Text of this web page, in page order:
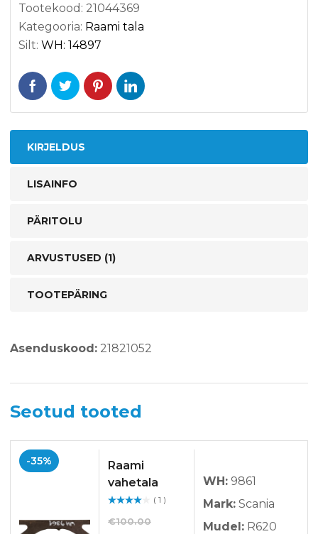
Tootekood: 21044369
Kategooria: Raami tala
Silt: WH: 14897
KIRJELDUS
LISAINFO
PÄRITOLU
ARVUSTUSED (1)
TOOTEPÄRING
Asenduskood: 21821052
Seotud tooted
-35%
Raami
vahetala
Hinnan
guga / 5
( 1 )
€100.00
WH: 9861
Mark: Scania
Mudel: R620